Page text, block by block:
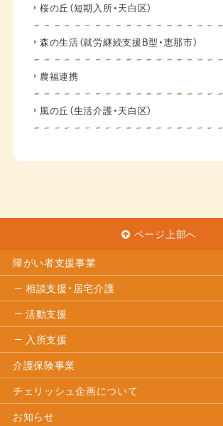
桜の丘（短期入所・天白区）
森の生活（就労継続支援B型・恵那市）
農福連携
風の丘（生活介護・天白区）
ページ上部へ
障がい者支援事業
相談支援・居宅介護
活動支援
入所支援
介護保険事業
チェリッシュ企画について
お知らせ